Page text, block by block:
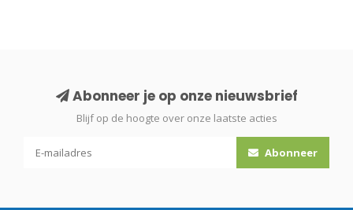
Abonneer je op onze nieuwsbrief
Blijf op de hoogte over onze laatste acties
Abonneer